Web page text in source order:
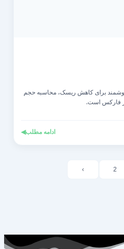
برای کاهش ریسک، محاسبه حجم
فارکس است.
ادامه مطلب◀